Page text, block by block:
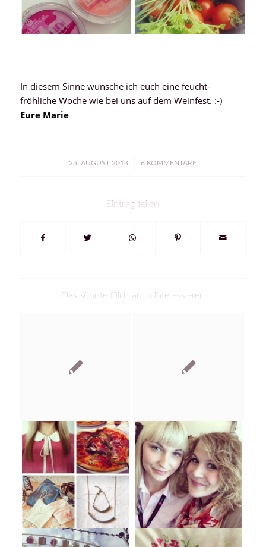
In diesem Sinne wünsche ich euch eine feucht-
fröhliche Woche wie bei uns auf dem Weinfest. :-)
Eure Marie
25. AUGUST 2013
/ 6 KOMMENTARE
Eintrag teilen
Das könnte Dich auch interessieren